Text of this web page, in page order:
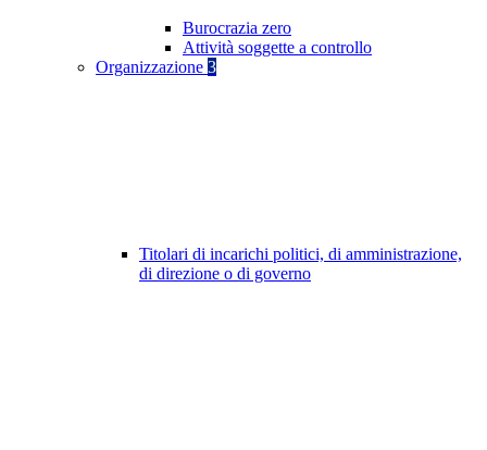
Burocrazia zero
Attività soggette a controllo
Organizzazione 3
Titolari di incarichi politici, di amministrazione,
di direzione o di governo